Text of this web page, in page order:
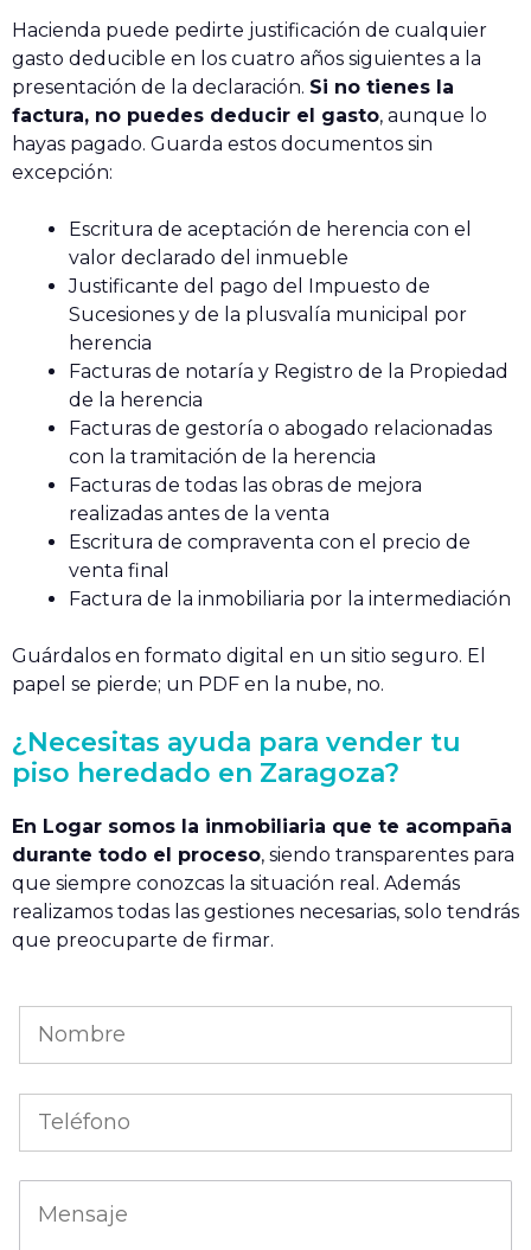
Hacienda puede pedirte justificación de cualquier
gasto deducible en los cuatro años siguientes a la
presentación de la declaración. Si no tienes la
factura, no puedes deducir el gasto, aunque lo
hayas pagado. Guarda estos documentos sin
excepción:
Escritura de aceptación de herencia con el
valor declarado del inmueble
Justificante del pago del Impuesto de
Sucesiones y de la plusvalía municipal por
herencia
Facturas de notaría y Registro de la Propiedad
de la herencia
Facturas de gestoría o abogado relacionadas
con la tramitación de la herencia
Facturas de todas las obras de mejora
realizadas antes de la venta
Escritura de compraventa con el precio de
venta final
Factura de la inmobiliaria por la intermediación
Guárdalos en formato digital en un sitio seguro. El
papel se pierde; un PDF en la nube, no.
¿Necesitas ayuda para vender tu
piso heredado en Zaragoza?
En Logar somos la inmobiliaria que te acompaña
durante todo el proceso, siendo transparentes para
que siempre conozcas la situación real. Además
realizamos todas las gestiones necesarias, solo tendrás
que preocuparte de firmar.